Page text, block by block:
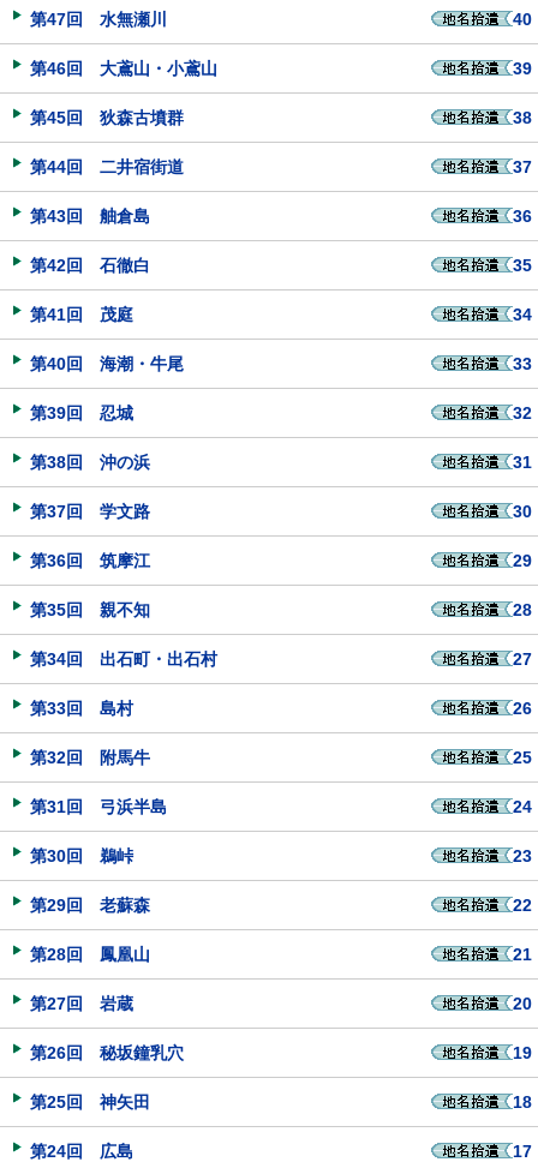
第47回 水無瀬川 40
第46回 大鳶山・小鳶山 39
第45回 狄森古墳群 38
第44回 二井宿街道 37
第43回 舳倉島 36
第42回 石徹白 35
第41回 茂庭 34
第40回 海潮・牛尾 33
第39回 忍城 32
第38回 沖の浜 31
第37回 学文路 30
第36回 筑摩江 29
第35回 親不知 28
第34回 出石町・出石村 27
第33回 島村 26
第32回 附馬牛 25
第31回 弓浜半島 24
第30回 鵜峠 23
第29回 老蘇森 22
第28回 鳳凰山 21
第27回 岩蔵 20
第26回 秘坂鐘乳穴 19
第25回 神矢田 18
第24回 広島 17